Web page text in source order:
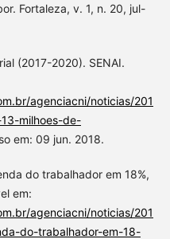
Fortaleza, v. 1, n. 20, jul-
(2017-2020). SENAI.
agenciacni/noticias/201
milhoes-de-
em: 09 jun. 2018.
do trabalhador em 18%,
em:
agenciacni/noticias/201
do-trabalhador-em-18-